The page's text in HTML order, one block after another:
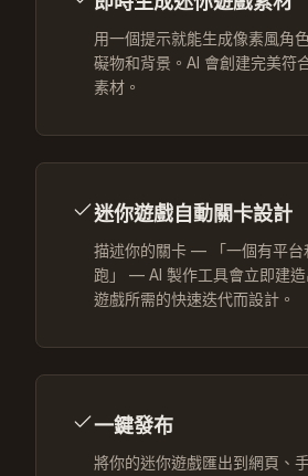
用一個提示就能生成像素風角
礙物和背景。AI 會創建完美符
素材。
迷你遊戲自動關卡設計
描述你的關卡 — 「一個有平台
跑」 — AI 製作工具會立即建
遊戲所需的快速迭代而設計。
一鍵發布
將你的迷你遊戲匯出到網頁、